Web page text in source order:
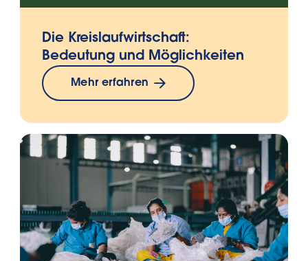
Die Kreislaufwirtschaft:
Bedeutung und Möglichkeiten
Mehr erfahren